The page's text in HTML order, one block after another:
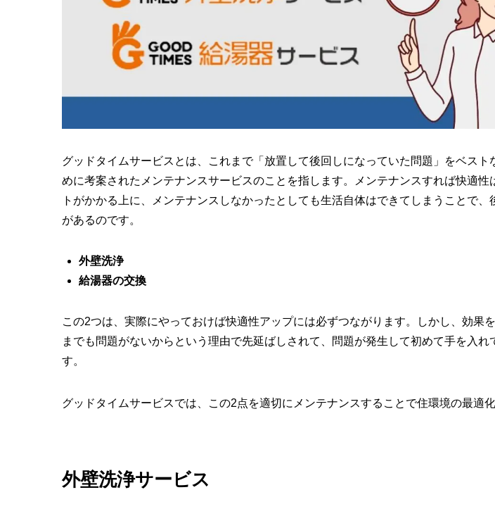
グッドタイムサービスとは、これまで「放置して後回しになっていた問題」をベスト
めに考案されたメンテナンスサービスのことを指します。メンテナンスすれば快適性
トがかかる上に、メンテナンスしなかったとしても生活自体はできてしまうことで、
があるのです。
外壁洗浄
給湯器の交換
この2つは、実際にやっておけば快適性アップには必ずつながります。しかし、効果
までも問題がないからという理由で先延ばしされて、問題が発生して初めて手を入れ
す。
グッドタイムサービスでは、この2点を適切にメンテナンスすることで住環境の最適化
外壁洗浄サービス